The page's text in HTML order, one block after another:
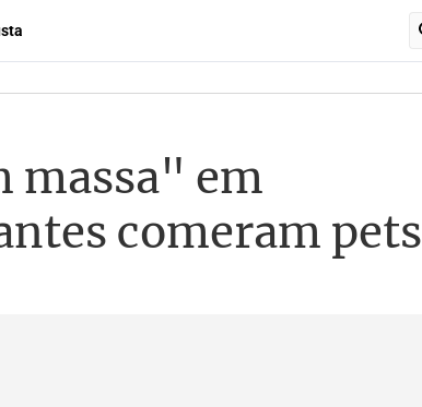
massa" em
comeram pets